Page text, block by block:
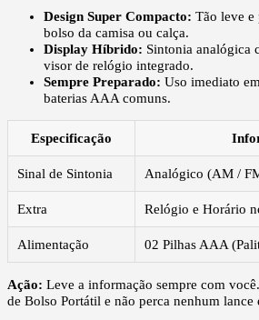
Design Super Compacto: Tão leve e
bolso da camisa ou calça.
Display Híbrido: Sintonia analógica
visor de relógio integrado.
Sempre Preparado: Uso imediato
baterias AAA comuns.
Especificação
Sinal de Sintonia Analógico (AM /
Extra Relógio e Horário
Alimentação 02 Pilhas AAA
Ação: Leve a informação sempre com
de Bolso Portátil e não perca nenhum lance